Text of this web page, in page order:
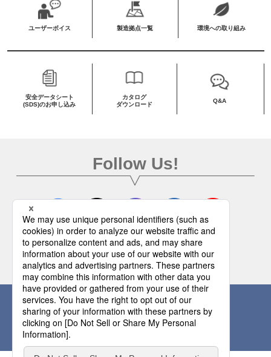
ユーザーボイス 製造拠点一覧 環境への取り組み
安全データシート
(SDS)のお申し込み
カタログ
ダウンロード
Q&A
Follow Us!
公式SNSのご紹介へ
お問い合わせはこちらから